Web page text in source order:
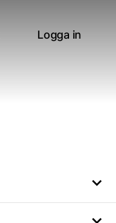
Logga in